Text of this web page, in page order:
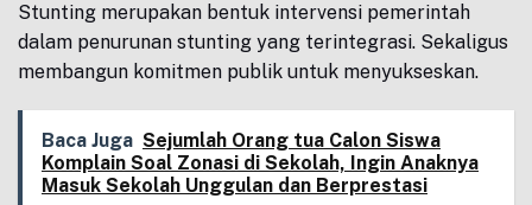
Stunting merupakan bentuk intervensi pemerintah
dalam penurunan stunting yang terintegrasi. Sekaligus
membangun komitmen publik untuk menyukseskan.
Baca Juga Sejumlah Orang tua Calon Siswa
Komplain Soal Zonasi di Sekolah, Ingin Anaknya
Masuk Sekolah Unggulan dan Berprestasi